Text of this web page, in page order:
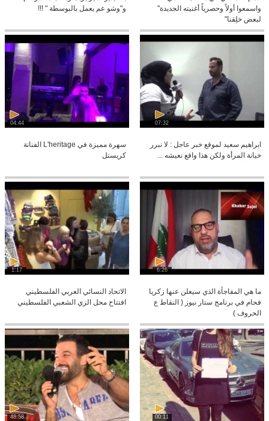
واسمعوا أولاً وحصرياً أغنيته الجديدة"
لبعض خلِقنا"
و"وشو عم يعمل بالبوسطة " !!!
07:32
ابراهيم سعيد لموقع خبر عاجل : لا نبرر
خيانة المرأة ولكن هذا واقع نعيشه ...
04:44
سهرة مميزة في L'heritage الفنانة
كريستل
6:26
ما هي المفاجأة الذي سيعلن عنها زكريا
فحام في برنامج ستار نيوز ( النقاط ع
الحروف )
1:17
الاتحاد النسائي العربي الفلسطيني
افتتاح محل الزي الشعبي الفلسطيني
00:11
48:58